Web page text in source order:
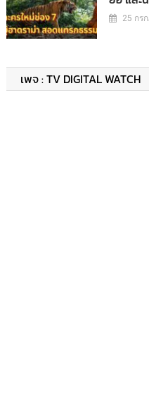
25 กร
เพจ : TV DIGITAL WATCH